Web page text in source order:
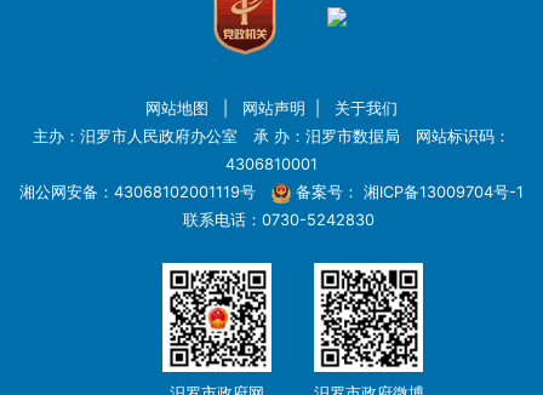
网站地图 网站声明
关于我们
主办：汨罗市人民政府办公室 承 办：汨罗市数据局 网站标识码：
4306810001
湘公网安备：43068102001119号
备案号： 湘ICP备13009704号-1
联系电话：0730-5242830